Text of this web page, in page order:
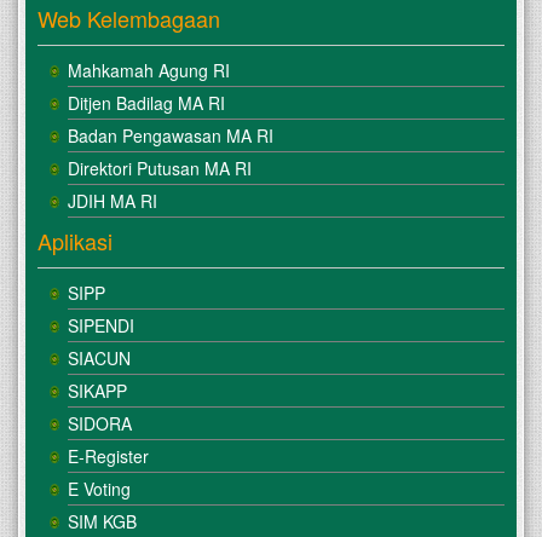
Web Kelembagaan
Mahkamah Agung RI
Ditjen Badilag MA RI
Badan Pengawasan MA RI
Direktori Putusan MA RI
JDIH MA RI
Aplikasi
SIPP
SIPENDI
SIACUN
SIKAPP
SIDORA
E-Register
E Voting
SIM KGB